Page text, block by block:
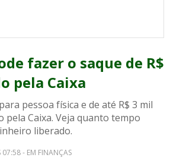
fazer o saque de R$
pela Caixa
pessoa física e de até R$ 3 mil
pela Caixa. Veja quanto tempo
liberado.
- EM FINANÇAS